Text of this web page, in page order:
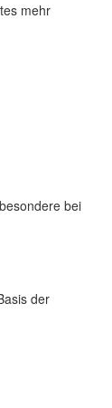
mehr
bei
der